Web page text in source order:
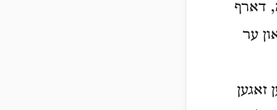
דארף
ער
זאגען